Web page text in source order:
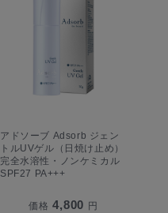
アドソーブ Adsorb ジェン
トルUVゲル（日焼け止め）
完全水溶性・ノンケミカル
SPF27 PA+++
価格 4,800 円